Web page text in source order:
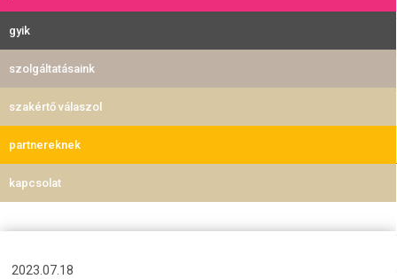
gyik
szolgáltatásaink
szakértő válaszol
partnereknek
kapcsolat
2023.07.18